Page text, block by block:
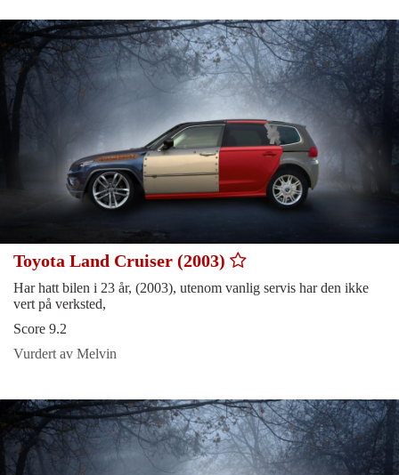
Toyota Land Cruiser (2003)
Har hatt bilen i 23 år, (2003), utenom vanlig servis har den ikke
vert på verksted,
Score 9.2
Vurdert av Melvin